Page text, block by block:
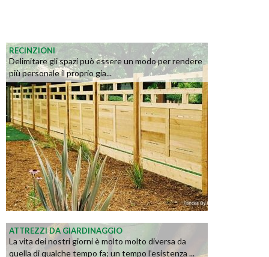
RECINZIONI
Delimitare gli spazi può essere un modo per rendere
più personale il proprio gia...
ATTREZZI DA GIARDINAGGIO
La vita dei nostri giorni è molto molto diversa da
quella di qualche tempo fa; un tempo l’esistenza ...